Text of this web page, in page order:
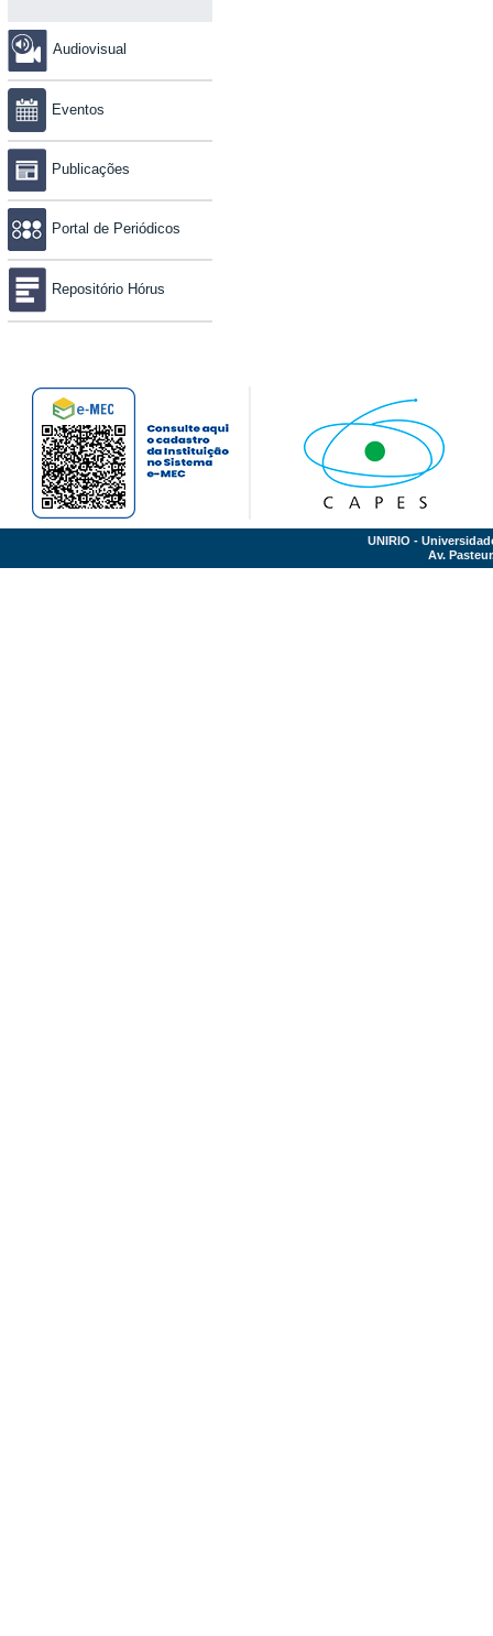
Audiovisual
Eventos
Publicações
Portal de Periódicos
Repositório Hórus
UNIRIO -
Av.